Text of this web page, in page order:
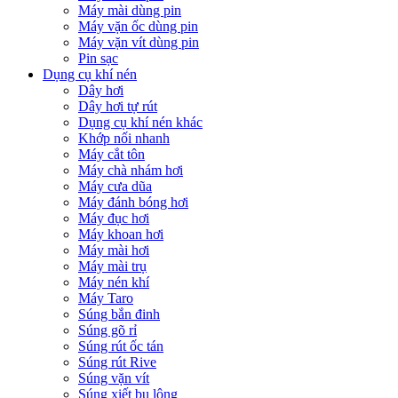
Máy mài dùng pin
Máy vặn ốc dùng pin
Máy vặn vít dùng pin
Pin sạc
Dụng cụ khí nén
Dây hơi
Dây hơi tự rút
Dụng cụ khí nén khác
Khớp nối nhanh
Máy cắt tôn
Máy chà nhám hơi
Máy cưa dũa
Máy đánh bóng hơi
Máy đục hơi
Máy khoan hơi
Máy mài hơi
Máy mài trụ
Máy nén khí
Máy Taro
Súng bắn đinh
Súng gõ rỉ
Súng rút ốc tán
Súng rút Rive
Súng vặn vít
Súng xiết bu lông